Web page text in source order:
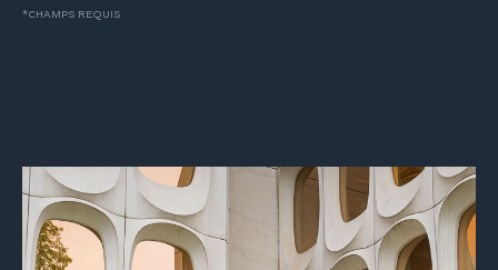
*CHAMPS REQUIS